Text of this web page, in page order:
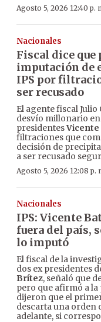
Agosto 5, 2026 12:40 p.
Nacionales
Fiscal dice
imputación de
IPS por
ser recusado
El agente fiscal
desvío millonario
presidentes
filtraciones que
decisión de
a ser recusado
Agosto 5, 2026 12:08 p.
Nacionales
IPS: Vicente
fuera del país,
lo imputó
El fiscal de la
dos ex presidentes
Brítez, señaló que
pero que afirmó a
dijeron que el
descarta una orden
adelante, si